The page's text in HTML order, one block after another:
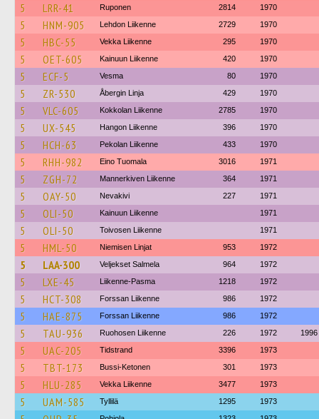
5 LRR-41 Ruponen 2814 1970
5 HNM-905 Lehdon Liikenne 2729 1970
5 HBC-55 Vekka Liikenne 295 1970
5 OET-605 Kainuun Liikenne 420 1970
5 ECF-5 Vesma 80 1970
5 ZR-530 Åbergin Linja 429 1970
5 VLC-605 Kokkolan Liikenne 2785 1970
5 UX-545 Hangon Liikenne 396 1970
5 HCH-63 Pekolan Liikenne 433 1970
5 RHH-982 Eino Tuomala 3016 1971
5 ZGH-72 Mannerkiven Liikenne 364 1971
5 OAY-50 Nevakivi 227 1971
5 OLI-50 Kainuun Liikenne 1971
5 OLI-50 Toivosen Liikenne 1971
5 HML-50 Niemisen Linjat 953 1972
5 LAA-300 Veljekset Salmela 964 1972
5 LXE-45 Liikenne-Pasma 1218 1972
5 HCT-308 Forssan Liikenne 986 1972
5 HAE-875 Forssan Liikenne 986 1972
5 TAU-936 Ruohosen Liikenne 226 1972 1996
5 UAC-205 Tidstrand 3396 1973
5 TBT-173 Bussi-Ketonen 301 1973
5 HLU-285 Vekka Liikenne 3477 1973
5 UAM-585 Tyllilä 1295 1973